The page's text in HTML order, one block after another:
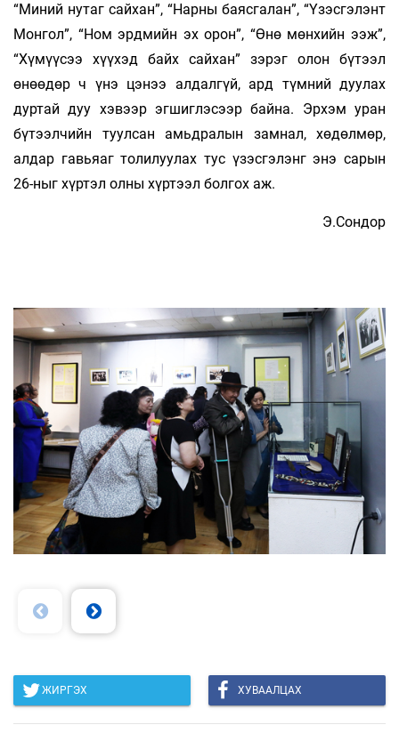
“Миний нутаг сайхан”, “Нарны баясгалан”, “Үзэсгэлэнт
Монгол”, “Ном эрдмийн эх орон”, “Өнө мөнхийн ээж”,
“Хүмүүсээ хүүхэд байх сайхан” зэрэг олон бүтээл
өнөөдөр ч үнэ цэнээ алдалгүй, ард түмний дуулах
дуртай дуу хэвээр эгшиглэсээр байна. Эрхэм уран
бүтээлчийн туулсан амьдралын замнал, хөдөлмөр,
алдар гавьяаг толилуулах тус үзэсгэлэнг энэ сарын
26-ныг хүртэл олны хүртээл болгох аж.
Э.Сондор
ЖИРГЭХ ХУВААЛЦАХ